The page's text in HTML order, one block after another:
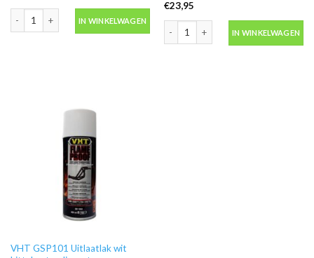
Primer wit grondverf in spuitbus 500ml -Motip 04056 aantal
IN WINKELWAGEN
€23,95
Primer-filler voor metaal wit 2k 4:1
IN WINKELWAGEN
VHT GSP101 Uitlaatlak wit